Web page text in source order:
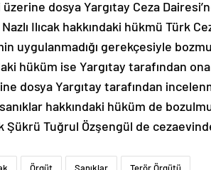
dosya Yargıtay Ceza
Ilıcak hakkındaki hükmü Türk
uygulanmadığı gerekçesiyle
hüküm ise Yargıtay tarafından
dosya Yargıtay tarafından
hakkındaki hüküm de
Şükrü Tuğrul Özşengül de